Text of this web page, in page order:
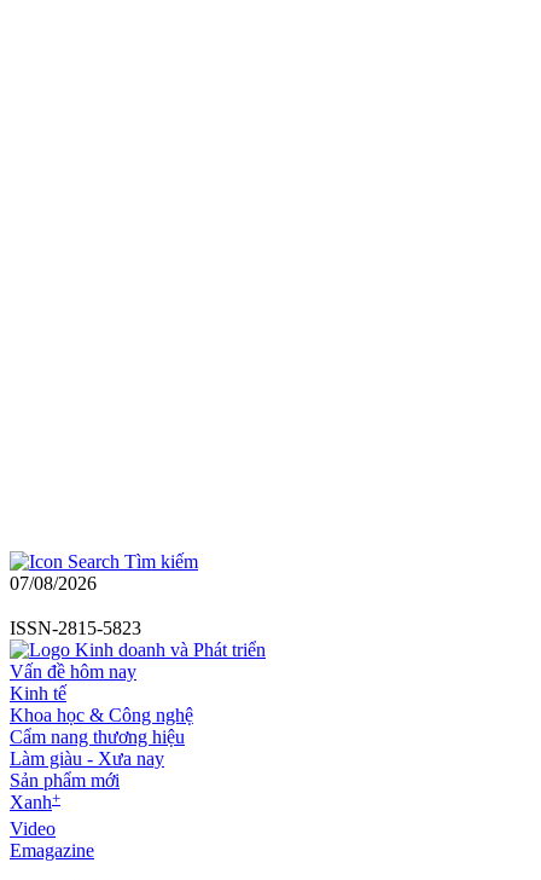
Tìm kiếm
07/08/2026
ISSN-2815-5823
Vấn đề hôm nay
Kinh tế
Khoa học & Công nghệ
Cẩm nang thương hiệu
Làm giàu - Xưa nay
Sản phẩm mới
Xanh+
Video
Emagazine